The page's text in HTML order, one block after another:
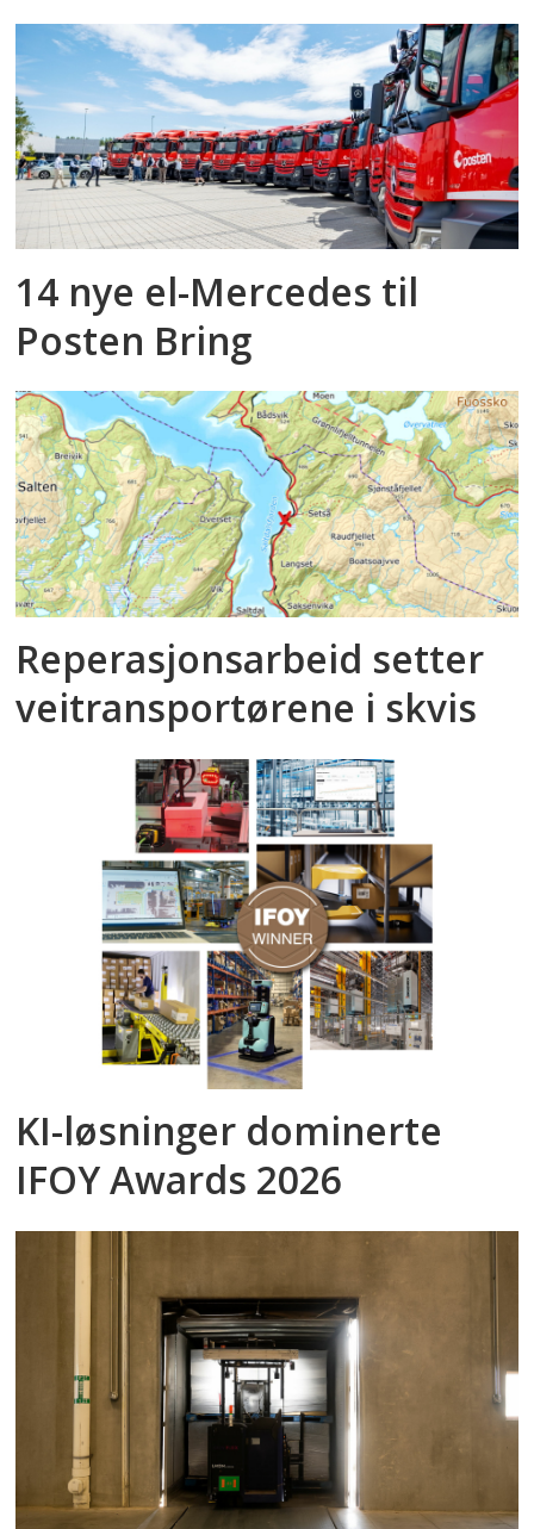
14 nye el-Mercedes til
Posten Bring
Reperasjonsarbeid setter
veitransportørene i skvis
KI-løsninger dominerte
IFOY Awards 2026